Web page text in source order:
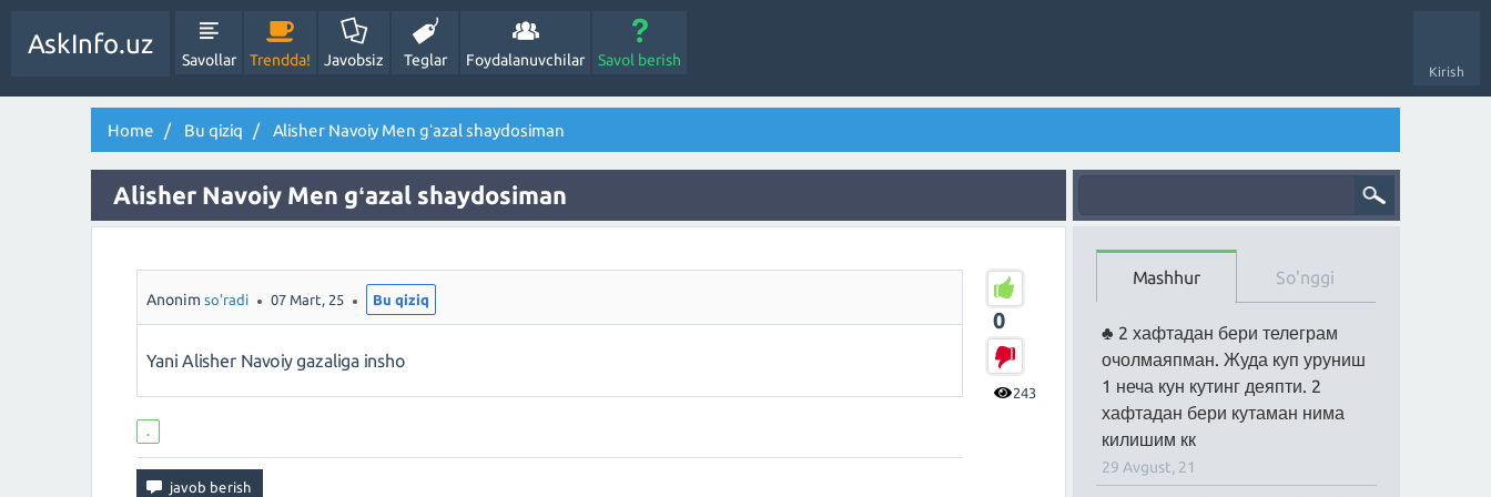
Kirish
AskInfo.uz
Savollar Trendda! Javobsiz Teglar Foydalanuvchilar Savol berish
Home Bu qiziq Alisher Navoiy Men gʻazal shaydosiman
Alisher Navoiy Men gʻazal shaydosiman
0
243
Anonim so'radi 07 Mart, 25 Bu qiziq
Yani Alisher Navoiy gazaliga insho
.
Mashhur So'nggi
2 хафтадан бери телеграм
очолмаяпман. Жуда куп уруниш
1 неча кун кутинг деяпти. 2
хафтадан бери кутаман нима
килишим кк
29 Avgust, 21